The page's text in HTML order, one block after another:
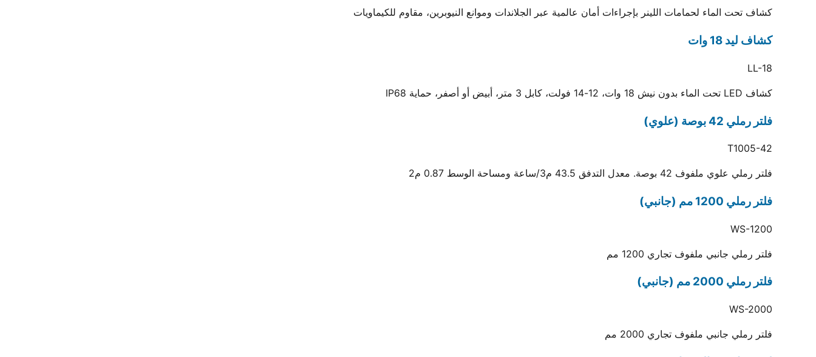
كشاف تحت الماء لحمامات اللينر بإجراءات أمان عالمية عبر الجلاندات وموانع النيوبرين، مقاوم للكيماويات
كشاف ليد 18 وات
LL-18
كشاف LED تحت الماء بدون نيش 18 وات، 12-14 فولت، كابل 3 متر، أبيض أو أصفر، حماية IP68
فلتر رملي 42 بوصة (علوي)
T1005-42
فلتر رملي علوي ملفوف 42 بوصة. معدل التدفق 43.5 م3/ساعة ومساحة الوسط 0.87 م2
فلتر رملي 1200 مم (جانبي)
WS-1200
فلتر رملي جانبي ملفوف تجاري 1200 مم
فلتر رملي 2000 مم (جانبي)
WS-2000
فلتر رملي جانبي ملفوف تجاري 2000 مم